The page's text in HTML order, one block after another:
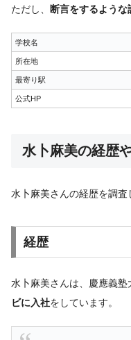
ただし、 断言をするような
学校名
所在地
最寄り駅
公式HP
水卜麻美の経歴
水卜麻美さんの経歴を調査
経歴
水卜麻美さんは、慶應義塾
ビに入社をしています。